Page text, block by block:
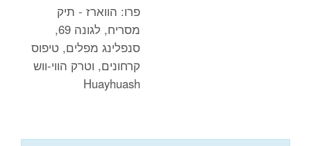
פרו: הווארז - תיק
מסריח, לגונה 69,
סנפלינג מפלים, טיפוס
קרחונים, וטרק הווי-ווש
Huayhuash